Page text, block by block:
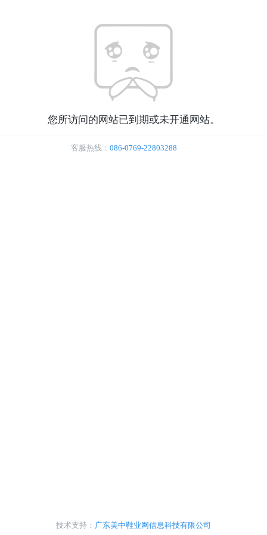
您所访问的网站已到期或未开通网站。
客服热线： 086-0769-22803288
技术支持： 广东美中鞋业网信息科技有限公司